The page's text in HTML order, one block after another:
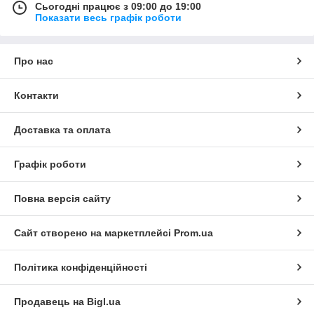
Сьогодні працює з 09:00 до 19:00
Показати весь графік роботи
Про нас
Контакти
Доставка та оплата
Графік роботи
Повна версія сайту
Сайт створено на маркетплейсі Prom.ua
Політика конфіденційності
Продавець на Bigl.ua